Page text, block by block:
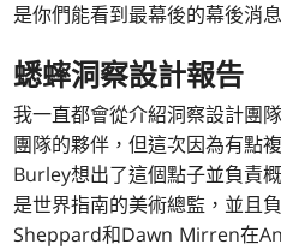
是你們能看到最幕後的幕後消
蟋蟀洞察設計報告
我一直都會從介紹洞察設計團
團隊的夥伴，但這次因為有點
Burley想出了這個點子並負責
是世界指南的美術總監，並且
Sheppard和Dawn Mirren在